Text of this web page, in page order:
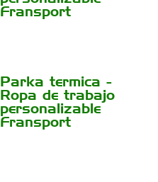
Fransport
Parka termica -
Ropa de trabajo
personalizable
Fransport